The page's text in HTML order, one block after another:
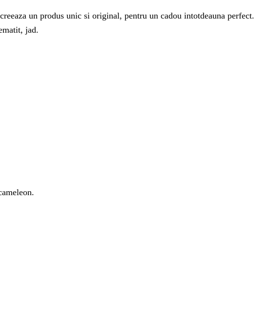
un produs unic si original, pentru un cadou intotdeauna perfect.
jad.